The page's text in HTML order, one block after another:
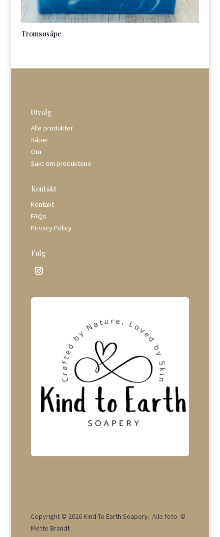
Tromsøsåpe
Utvalg
Alle produkter
Såper
Om
Sakt om produktene
Kontakt
Kontakt
FAQs
Privacy Policy
Følg
Copyright © 2026 Kind To Earth Soapery. Alle foto: ©
Mette Brandt